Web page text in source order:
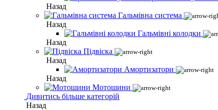
Назад
Гальмівна система
Назад
Гальмівні колодки
Назад
Підвіска
Назад
Амортизатори
Назад
Мотошини
Дивитись більше категорій
Назад